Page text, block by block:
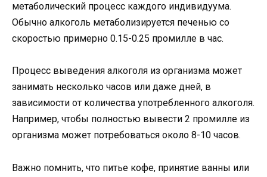
метаболический процесс каждого индивидуума.
Обычно алкоголь метаболизируется печенью со
скоростью примерно 0.15-0.25 промилле в час.
Процесс выведения алкоголя из организма может
занимать несколько часов или даже дней, в
зависимости от количества употребленного алкоголя.
Например, чтобы полностью вывести 2 промилле из
организма может потребоваться около 8-10 часов.
Важно помнить, что питье кофе, принятие ванны или